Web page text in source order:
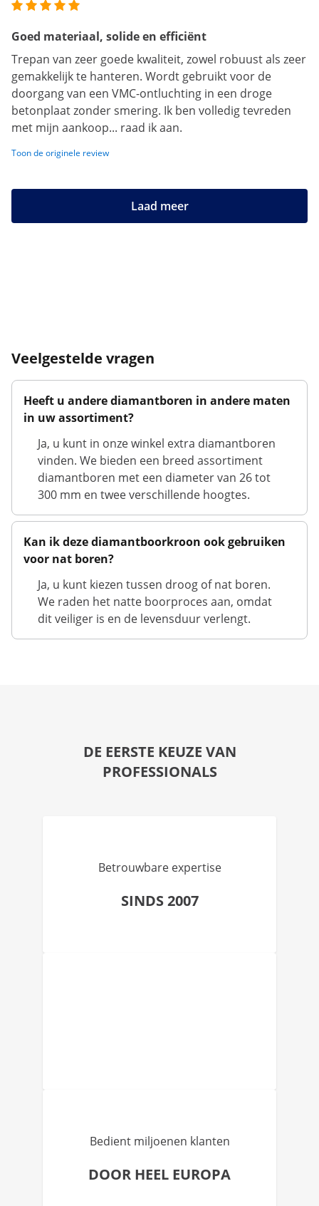
Goed materiaal, solide en efficiënt
Trepan van zeer goede kwaliteit, zowel robuust als zeer
gemakkelijk te hanteren. Wordt gebruikt voor de
doorgang van een VMC-ontluchting in een droge
betonplaat zonder smering. Ik ben volledig tevreden
met mijn aankoop... raad ik aan.
Toon de originele review
Laad meer
Veelgestelde vragen
Heeft u andere diamantboren in andere maten
in uw assortiment?
Ja, u kunt in onze winkel extra diamantboren
vinden. We bieden een breed assortiment
diamantboren met een diameter van 26 tot
300 mm en twee verschillende hoogtes.
Kan ik deze diamantboorkroon ook gebruiken
voor nat boren?
Ja, u kunt kiezen tussen droog of nat boren.
We raden het natte boorproces aan, omdat
dit veiliger is en de levensduur verlengt.
DE EERSTE KEUZE VAN
PROFESSIONALS
Betrouwbare expertise
SINDS 2007
Bedient miljoenen klanten
DOOR HEEL EUROPA